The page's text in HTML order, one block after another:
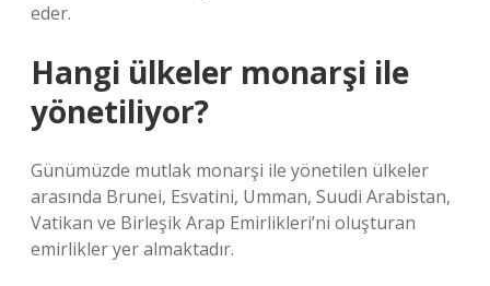
eder.
Hangi ülkeler monarşi ile
yönetiliyor?
Günümüzde mutlak monarşi ile yönetilen ülkeler
arasında Brunei, Esvatini, Umman, Suudi Arabistan,
Vatikan ve Birleşik Arap Emirlikleri’ni oluşturan
emirlikler yer almaktadır.